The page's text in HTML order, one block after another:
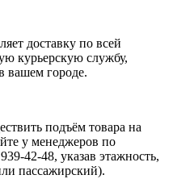
доставку по всей
курьерскую службу,
вашем городе.
подъём товара на
у менеджеров по
42-48, указав этажность,
пассажирский).